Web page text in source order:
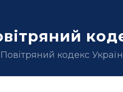
Повітряний кодекс